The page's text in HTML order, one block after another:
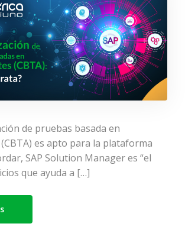
de pruebas basada en
es apto para la plataforma
SAP Solution Manager es “el
que ayuda a […]